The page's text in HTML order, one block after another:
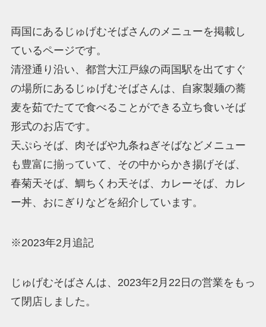
両国にあるじゅげむそばさんのメニューを掲載し
ているページです。
清澄通り沿い、都営大江戸線の両国駅を出てすぐ
の場所にあるじゅげむそばさんは、自家製麺の蕎
麦を茹でたてで食べることができる立ち食いそば
形式のお店です。
天ぷらそば、肉そばや九条ねぎそばなどメニュー
も豊富に揃っていて、その中からかき揚げそば、
春菊天そば、鯛ちくわ天そば、カレーそば、カレ
ー丼、おにぎりなどを紹介しています。
※2023年2月追記
じゅげむそばさんは、2023年2月22日の営業をもっ
て閉店しました。